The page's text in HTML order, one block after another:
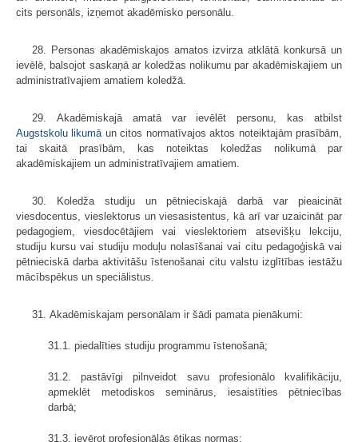
cits personāls, izņemot akadēmisko personālu.
28. Personas akadēmiskajos amatos izvirza atklātā konkursā un
ievēlē, balsojot saskaņā ar koledžas nolikumu par akadēmiskajiem un
administratīvajiem amatiem koledžā.
29. Akadēmiskajā amatā var ievēlēt personu, kas atbilst
Augstskolu likumā un citos normatīvajos aktos noteiktajām prasībām,
tai skaitā prasībām, kas noteiktas koledžas nolikumā par
akadēmiskajiem un administratīvajiem amatiem.
30. Koledža studiju un pētnieciskajā darbā var pieaicināt
viesdocentus, vieslektorus un viesasistentus, kā arī var uzaicināt par
pedagogiem, viesdocētājiem vai vieslektoriem atsevišķu lekciju,
studiju kursu vai studiju moduļu nolasīšanai vai citu pedagoģiskā vai
pētnieciskā darba aktivitāšu īstenošanai citu valstu izglītības iestāžu
mācībspēkus un speciālistus.
31. Akadēmiskajam personālam ir šādi pamata pienākumi:
31.1. piedalīties studiju programmu īstenošanā;
31.2. pastāvīgi pilnveidot savu profesionālo kvalifikāciju,
apmeklēt metodiskos seminārus, iesaistīties pētniecības
darbā;
31.3. ievērot profesionālās ētikas normas;